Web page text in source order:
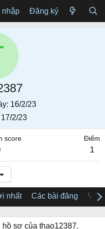
Đăng ký
16/2/23
17/2/23
score Điểm
1
nhất Các bài đăng Về
hồ sơ của thao12387.